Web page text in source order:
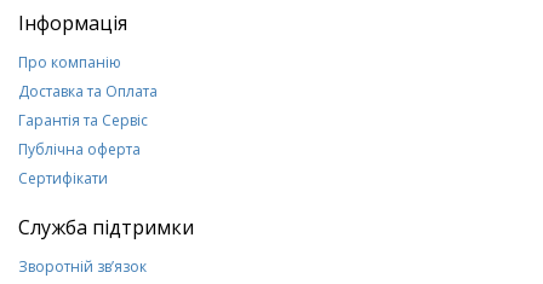
Інформація
Про компанію
Доставка та Оплата
Гарантія та Сервіс
Публічна оферта
Сертифікати
Служба підтримки
Зворотній зв’язок